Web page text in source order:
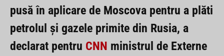
pusă în aplicare de Moscova pentru a plăti
petrolul și gazele primite din Rusia, a
declarat pentru CNN ministrul de Externe